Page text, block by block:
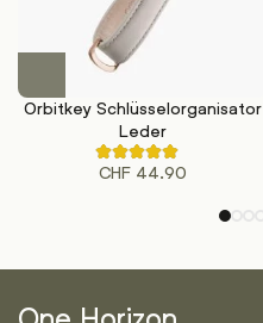
Dieses
weist
mehrere
Varianten
können
Orbitkey Schlüsselorganisator
Leder
Rated
4.80
5
ratings
CHF44.90